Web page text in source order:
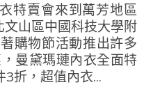
山區中國科技大學附
購物節活動推出許多
曼黛瑪璉內衣全面特
折，超值內衣...